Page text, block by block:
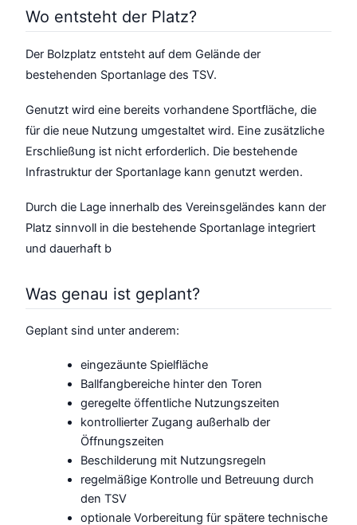
Wo entsteht der Platz?
Der Bolzplatz entsteht auf dem Gelände der
bestehenden Sportanlage des TSV.
Genutzt wird eine bereits vorhandene Sportfläche, die
für die neue Nutzung umgestaltet wird. Eine zusätzliche
Erschließung ist nicht erforderlich. Die bestehende
Infrastruktur der Sportanlage kann genutzt werden.
Durch die Lage innerhalb des Vereinsgeländes kann der
Platz sinnvoll in die bestehende Sportanlage integriert
und dauerhaft b
Was genau ist geplant?
Geplant sind unter anderem:
eingezäunte Spielfläche
Ballfangbereiche hinter den Toren
geregelte öffentliche Nutzungszeiten
kontrollierter Zugang außerhalb der
Öffnungszeiten
Beschilderung mit Nutzungsregeln
regelmäßige Kontrolle und Betreuung durch
den TSV
optionale Vorbereitung für spätere technische